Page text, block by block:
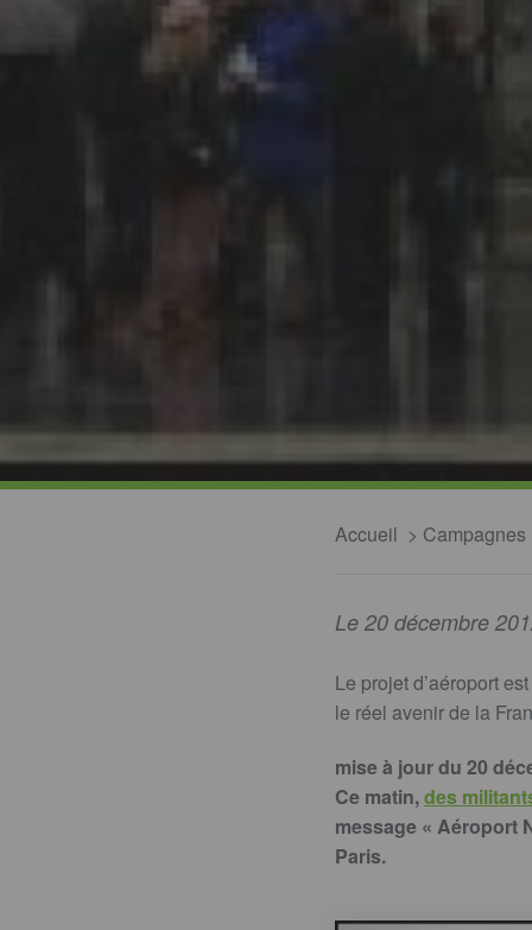
Accueil Campagnes
Le 20 décembre
Le projet d’aéroport
le réel avenir de la
mise à jour du 20
Ce matin,des
message « Aéroport
Paris.